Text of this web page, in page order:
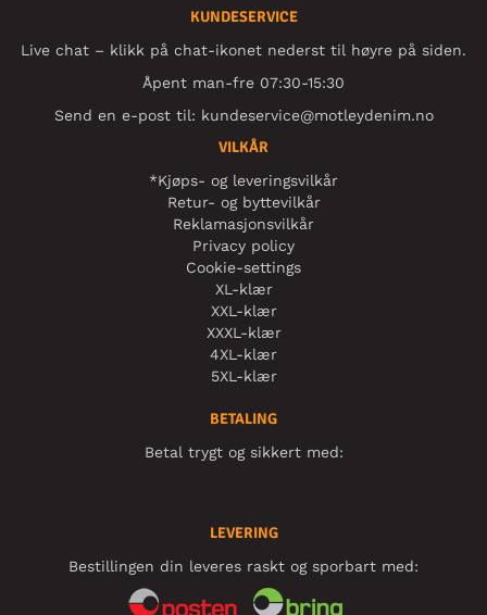
KUNDESERVICE
Live chat – klikk på chat-ikonet nederst til høyre på siden.
Åpent man-fre 07:30-15:30
Send en e-post til: kundeservice@motleydenim.no
VILKÅR
*Kjøps- og leveringsvilkår
Retur- og byttevilkår
Reklamasjonsvilkår
Privacy policy
Cookie-settings
XL-klær
XXL-klær
XXXL-klær
4XL-klær
5XL-klær
BETALING
Betal trygt og sikkert med:
LEVERING
Bestillingen din leveres raskt og sporbart med: